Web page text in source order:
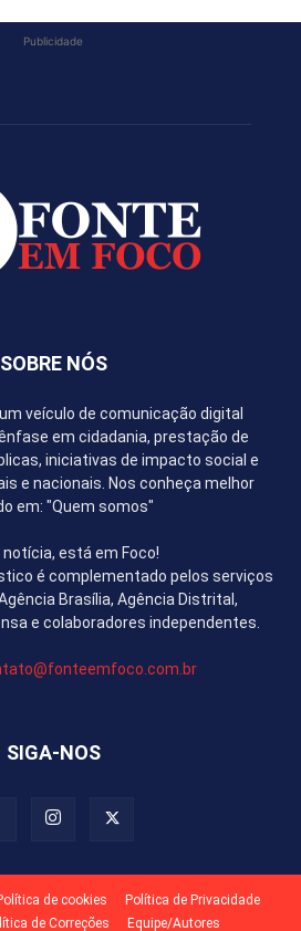
Publicidade
SOBRE NÓS
veículo de comunicação digital
em cidadania, prestação de
iniciativas de impacto social e
e nacionais. Nos conheça melhor
em: "Quem somos"
notícia, está em Foco!
é complementado pelos serviços
Brasília, Agência Distrital,
e colaboradores independentes.
SIGA-NOS
de cookies
Política de Privacidade
de Correções Equipe/Autores